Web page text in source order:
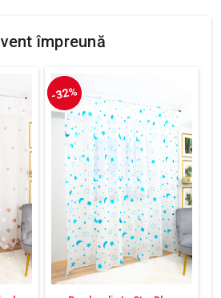
împreună
-32%